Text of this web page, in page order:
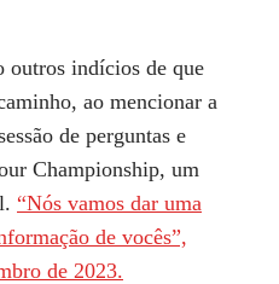
outros indícios de que
ao mencionar a
de perguntas e
Championship, um
“Nós vamos dar uma
de vocês”,
de 2023.